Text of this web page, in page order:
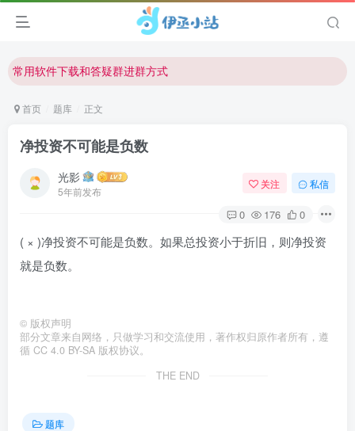
欢迎反馈网站中存在的问题和建议！
常用软件下载和答疑群进群方式
欢迎访问伊丞小站！
首页 题库 正文
净投资不可能是负数
光影
5年前发布
关注 私信
0 176 0
( × )净投资不可能是负数。如果总投资小于折旧，则净投资
就是负数。
© 版权声明
部分文章来自网络，只做学习和交流使用，著作权归原作者所有，遵
循 CC 4.0 BY-SA 版权协议。
THE END
题库